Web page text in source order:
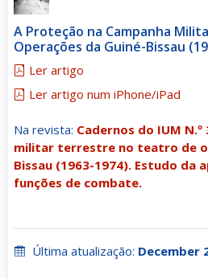
A Proteção na Campanha
Operações da Guiné-Bissau
Ler artigo
Ler artigo num iPhone/iPad
Na revista: Cadernos do IUM N.º
militar terrestre no teatro de
Bissau (1963-1974). Estudo da
funções de combate.
Última atualização: December